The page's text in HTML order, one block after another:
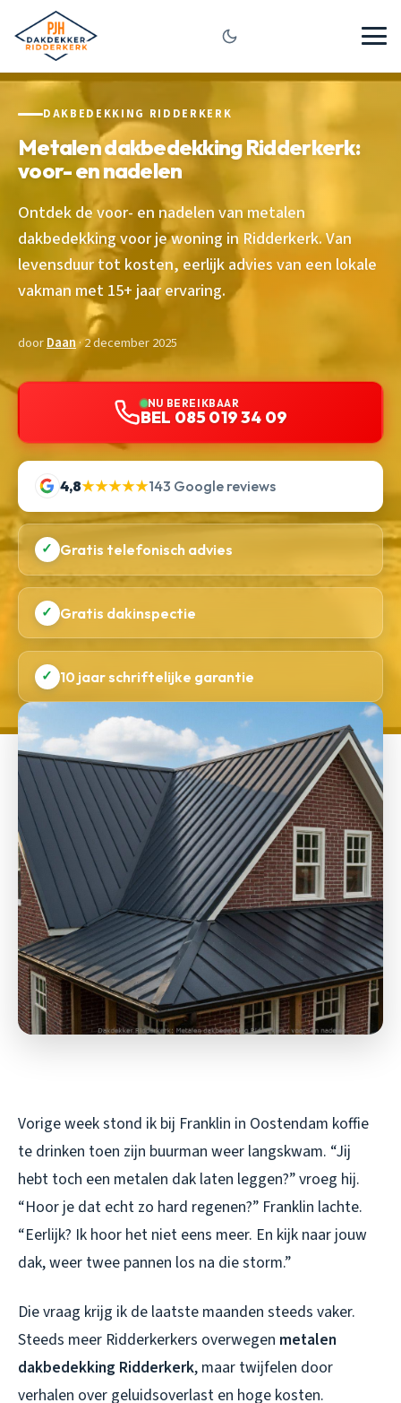
DAKBEDEKKING RIDDERKERK
Metalen dakbedekking Ridderkerk:
voor- en nadelen
Ontdek de voor- en nadelen van metalen
dakbedekking voor je woning in Ridderkerk. Van
levensduur tot kosten, eerlijk advies van een lokale
vakman met 15+ jaar ervaring.
doorDaan· 2 december 2025
NU BEREIKBAAR
BEL 085 019 34 09
4,8★★★★★143 Google reviews
✓ Gratis telefonisch advies
✓ Gratis dakinspectie
✓ 10 jaar schriftelijke garantie
Vorige week stond ik bij Franklin in Oostendam koffie
te drinken toen zijn buurman weer langskwam. “Jij
hebt toch een metalen dak laten leggen?” vroeg hij.
“Hoor je dat echt zo hard regenen?” Franklin lachte.
“Eerlijk? Ik hoor het niet eens meer. En kijk naar jouw
dak, weer twee pannen los na die storm.”
Die vraag krijg ik de laatste maanden steeds vaker.
Steeds meer Ridderkerkers overwegen metalen
dakbedekking Ridderkerk, maar twijfelen door
verhalen over geluidsoverlast en hoge kosten.